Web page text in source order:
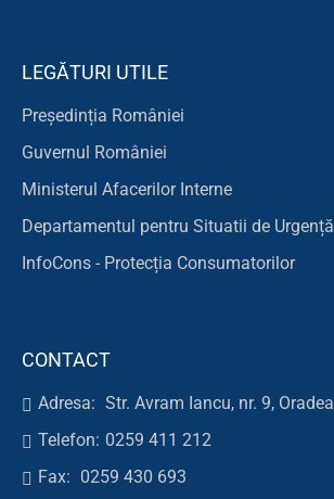
LEGĂTURI UTILE
Președinția României
Guvernul României
Ministerul Afacerilor Interne
Departamentul pentru Situatii de Urgență
InfoCons - Protecția Consumatorilor
CONTACT
Adresa: Str. Avram Iancu, nr. 9, Oradea
Telefon: 0259 411 212
Fax: 0259 430 693